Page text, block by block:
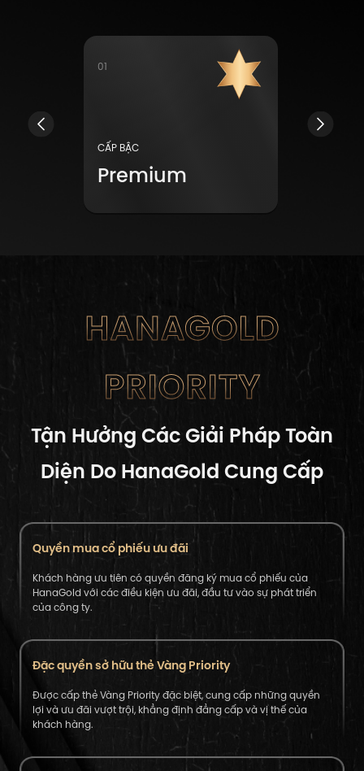
01
CẤP BẬC
Premium
Tận Hưởng Các Giải Pháp Toàn
Diện Do HanaGold Cung Cấp
Quyền mua cổ phiếu ưu đãi
Khách hàng ưu tiên có quyền đăng ký mua cổ phiếu của
HanaGold với các điều kiện ưu đãi, đầu tư vào sự phát triển
của công ty.
Đặc quyền sở hữu thẻ Vàng Priority
Được cấp thẻ Vàng Priority đặc biệt, cung cấp những quyền
lợi và ưu đãi vượt trội, khẳng định đẳng cấp và vị thế của
khách hàng.